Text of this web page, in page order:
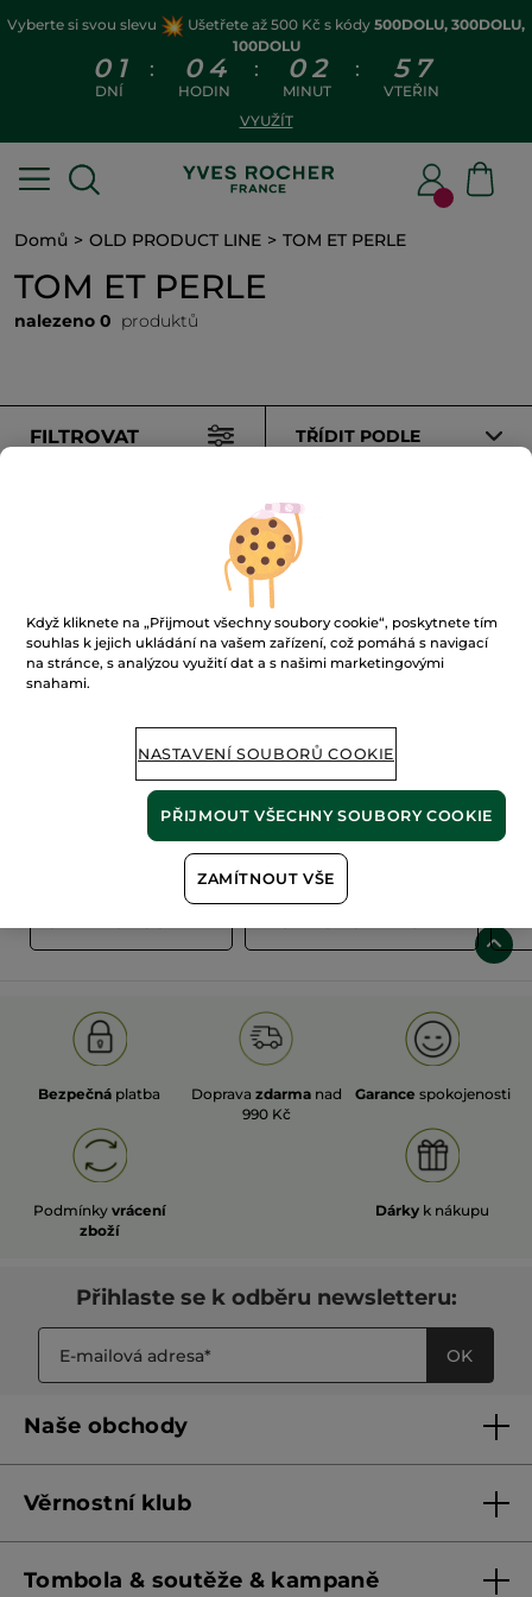
Vyberte si svou slevu Ušetřete až 500 Kč s kódy 500DOLU, 300DOLU,
100DOLU
0 1
DNÍ
: 0 4
HODIN
: 0 2
MINUT
: 5 7
VTEŘIN
VYUŽÍT
Domů OLD PRODUCT LINE TOM ET PERLE
TOM ET PERLE
nalezeno 0 produktů
FILTROVAT TŘÍDIT PODLE
100%rostlinné
extrakty
60 hektarů
ekologických polí
Zobrazit více
Bezpečná platba Doprava zdarma nad
990 Kč
Garance spokojenosti
Podmínky vrácení
zboží
Dárky k nákupu
Přihlaste se k odběru newsletteru:
OK
Naše obchody
Franšízing
Věrnostní klub
Pravidla věrnostního klubu od 1. 6. 2026
Tombola & soutěže & kampaně
Když kliknete na „Přijmout všechny soubory cookie“, poskytnete tím
souhlas k jejich ukládání na vašem zařízení, což pomáhá s navigací
na stránce, s analýzou využití dat a s našimi marketingovými
snahami.
NASTAVENÍ SOUBORŮ COOKIE
ZAMÍTNOUT VŠE
PŘIJMOUT VŠECHNY SOUBORY COOKIE